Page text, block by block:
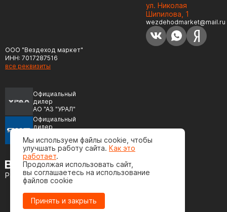
ООО "Вездеход маркет"
ИНН: 7017287516
все реквизиты
Официальный
дилер
АО "АЗ "УРАЛ"
Официальный
дилер
(ЯМЗ)
Разработка сайта
ул. Николая
Шипилова, 1
wezdehodmarket@mail.ru
Мы используем файлы cookie, чтобы
улучшать работу сайта. Как это
работает.
Продолжая использовать сайт,
вы соглашаетесь на использование
файлов cookie
Принять и закрыть